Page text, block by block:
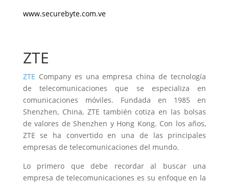
www.securebyte.com.ve
ZTE
ZTE Company es una empresa china de tecnología
de telecomunicaciones que se especializa en
comunicaciones móviles. Fundada en 1985 en
Shenzhen, China, ZTE también cotiza en las bolsas
de valores de Shenzhen y Hong Kong. Con los años,
ZTE se ha convertido en una de las principales
empresas de telecomunicaciones del mundo.
Lo primero que debe recordar al buscar una
empresa de telecomunicaciones es su enfoque en la